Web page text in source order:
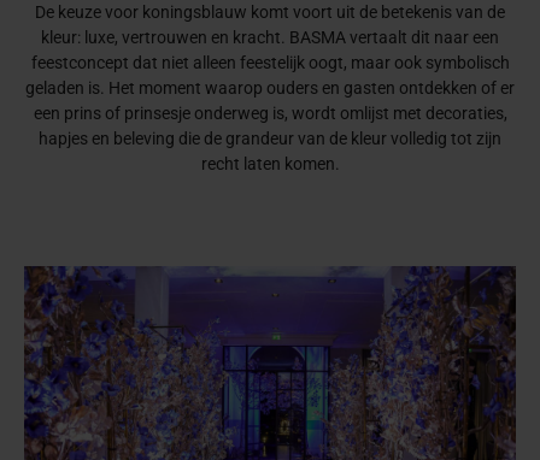
De keuze voor koningsblauw komt voort uit de betekenis van de
kleur: luxe, vertrouwen en kracht. BASMA vertaalt dit naar een
feestconcept dat niet alleen feestelijk oogt, maar ook symbolisch
geladen is. Het moment waarop ouders en gasten ontdekken of er
een prins of prinsesje onderweg is, wordt omlijst met decoraties,
hapjes en beleving die de grandeur van de kleur volledig tot zijn
recht laten komen.